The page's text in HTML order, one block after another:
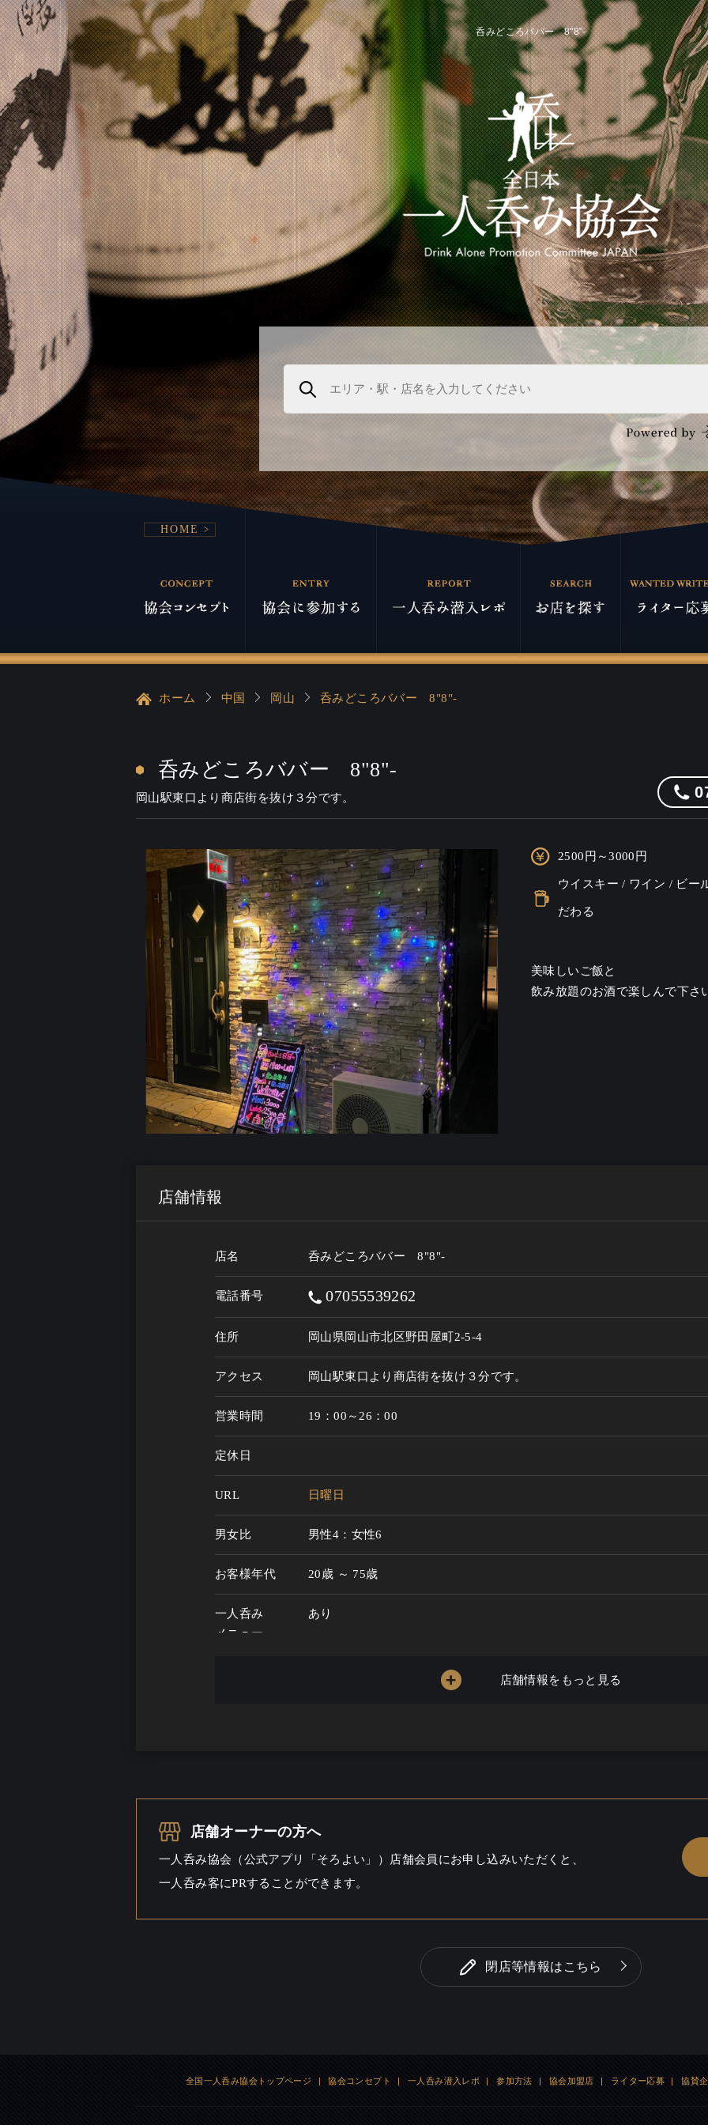
呑みどころババー 8"8"-
HOME
ホーム 中国 岡山 呑みどころババー 8"8"-
呑みどころババー 8"8"-
岡山駅東口より商店街を抜け３分です。
2500円～3000円
ウイスキー / ワイン / ビー
だわる
美味しいご飯と
飲み放題のお酒で楽しんで下さ
店舗情報
店名 呑みどころババー 8"8"-
電話番号 07055539262
住所 岡山県岡山市北区野田屋町2-5-4
アクセス 岡山駅東口より商店街を抜け３分です。
営業時間 19：00～26：00
定休日
URL 日曜日
男女比 男性4：女性6
お客様年代 20歳 ～ 75歳
一人呑み
メニュー
あり
店舗情報をもっと見る
店舗オーナーの方へ
一人呑み協会（公式アプリ「そろよい」）店舗会員にお申し込みいただくと、
一人呑み客にPRすることができます。
閉店等情報はこちら
全国一人呑み協会トップページ | 協会コンセプト | 一人呑み潜入レポ | 参加方法 | 協会加盟店 | ライター応募 | 協賛